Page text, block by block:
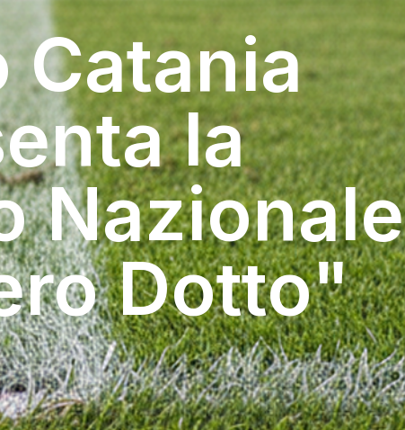
Catania
la
Nazionale
Dotto"